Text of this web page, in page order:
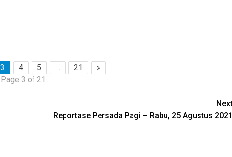
3 4 5 … 21
»
Page 3 of 21
Next
Reportase Persada Pagi – Rabu, 25 Agustus 2021